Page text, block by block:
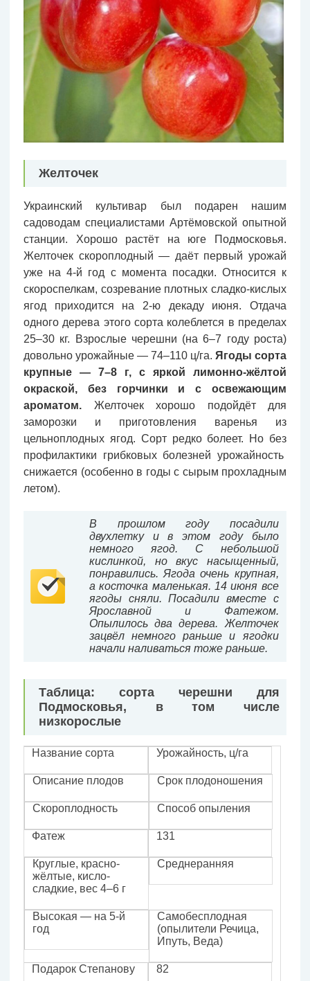
Желточек
Украинский культивар был подарен нашим
садоводам специалистами Артёмовской опытной
станции. Хорошо растёт на юге Подмосковья.
Желточек скороплодный — даёт первый урожай
уже на 4-й год с момента посадки. Относится к
скороспелкам, созревание плотных сладко-кислых
ягод приходится на 2-ю декаду июня. Отдача
одного дерева этого сорта колеблется в пределах
25–30 кг. Взрослые черешни (на 6–7 году роста)
довольно урожайные — 74–110 ц/га. Ягоды сорта
крупные — 7–8 г, с яркой лимонно-жёлтой
окраской, без горчинки и с освежающим
ароматом. Желточек хорошо подойдёт для
заморозки и приготовления варенья из
цельноплодных ягод. Сорт редко болеет. Но без
профилактики грибковых болезней урожайность
снижается (особенно в годы с сырым прохладным
летом).
В прошлом году посадили
двухлетку и в этом году было
немного ягод. С небольшой
кислинкой, но вкус насыщенный,
понравились. Ягода очень крупная,
а косточка маленькая. 14 июня все
ягоды сняли. Посадили вместе с
Ярославной и Фатежом.
Опылилось два дерева. Желточек
зацвёл немного раньше и ягодки
начали наливаться тоже раньше.
Таблица: сорта черешни для
Подмосковья, в том числе
низкорослые
Название сорта Урожайность, ц/га
Описание плодов Срок плодоношения
Скороплодность Способ опыления
Фатеж 131
Круглые, красно-
жёлтые, кисло-
сладкие, вес 4–6 г
Среднеранняя
Высокая — на 5-й
год
Самобесплодная
(опылители Речица,
Ипуть, Веда)
Подарок Степанову 82